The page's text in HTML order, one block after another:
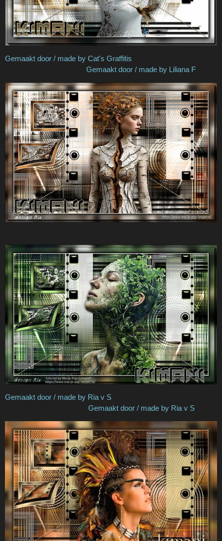
Gemaakt door / made by Cat's Graffitis
Gemaakt door / made by Liliana F
Gemaakt door / made by Ria v S
Gemaakt door / made by Ria v S